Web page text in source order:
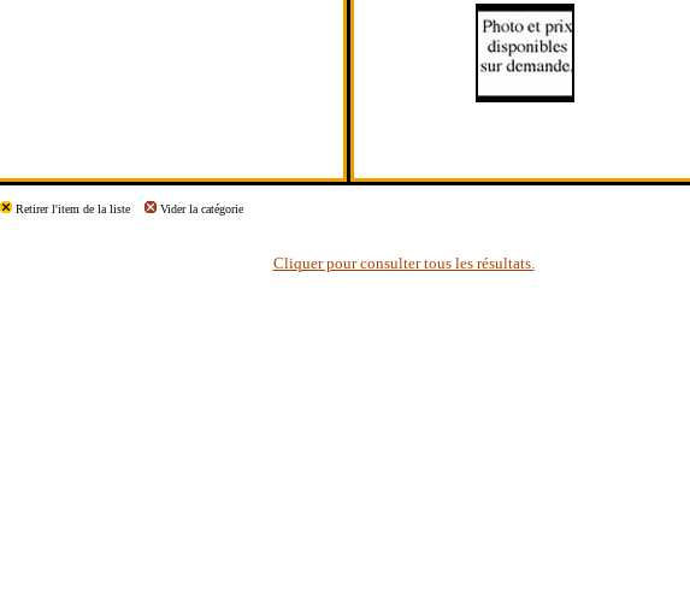
Retirer l'item de la liste Vider la catégorie
Cliquer pour consulter tous les résultats.